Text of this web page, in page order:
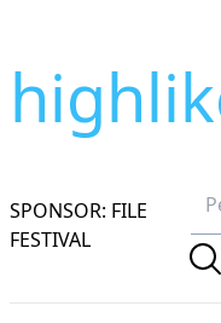
SPONSOR: FILE
FESTIVAL